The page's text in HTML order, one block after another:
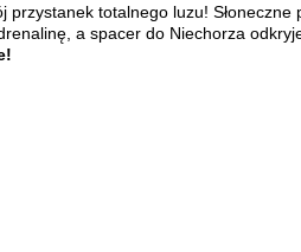
przystanek totalnego luzu!
a spacer do Niechorza